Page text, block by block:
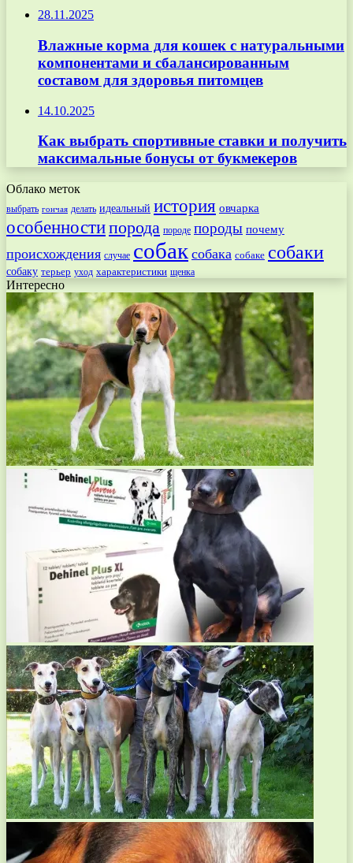
28.11.2025
Влажные корма для кошек с натуральными
компонентами и сбалансированным
составом для здоровья питомцев
14.10.2025
Как выбрать спортивные ставки и получить
максимальные бонусы от букмекеров
Облако меток
выбрать гончая делать идеальный история овчарка
особенностипорода породе породы почему
происхождения случае собак собака собаке собаки
собаку терьер уход характеристики щенка
Интересно